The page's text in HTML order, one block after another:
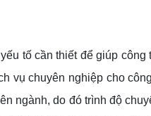
tố cần thiết để giúp
vụ chuyên nghiệp cho
ngành, do đó trình độ